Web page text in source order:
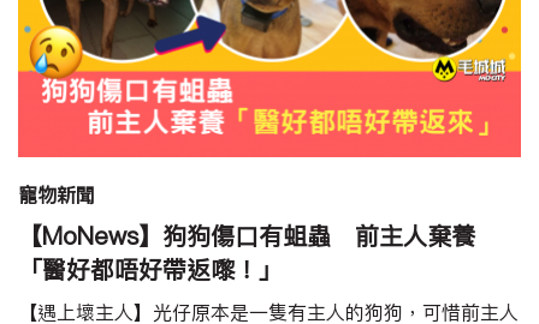
寵物新聞
【MoNews】狗狗傷口有蛆蟲 前主人棄養
「醫好都唔好帶返嚟！」
【遇上壞主人】光仔原本是一隻有主人的狗狗，可惜前主人